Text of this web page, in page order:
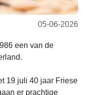
05-06-2026
een van de
19 juli 40 jaar Friese
er prachtige